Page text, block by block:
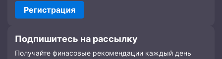
Регистрация
Подпишитесь на рассылку
Получайте финасовые рекомендации каждый день